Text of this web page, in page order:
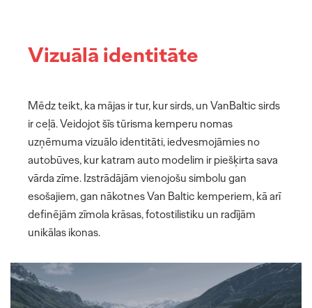
Vizuālā identitāte
Mēdz teikt, ka mājas ir tur, kur sirds, un VanBaltic sirds
ir ceļā. Veidojot šīs tūrisma kemperu nomas
uzņēmuma vizuālo identitāti, iedvesmojāmies no
autobūves, kur katram auto modelim ir piešķirta sava
vārda zīme. Izstrādājām vienojošu simbolu gan
esošajiem, gan nākotnes Van Baltic kemperiem, kā arī
definējām zīmola krāsas, fotostilistiku un radījām
unikālas ikonas.
MŪSU DARBI
PAR MUMS
PAKALPOJUMI
KOMANDA